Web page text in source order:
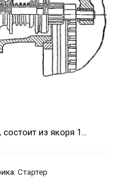
из якоря 1...
Стартер